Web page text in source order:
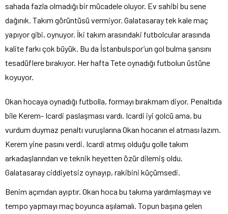
sahada fazla olmadığı bir mücadele oluyor. Ev sahibi bu sene
dağınık. Takım görüntüsü vermiyor. Galatasaray tek kale maç
yapıyor gibi, oynuyor. İki takım arasındaki futbolcular arasında
kalite farkı çok büyük. Bu da İstanbulspor’un gol bulma şansını
tesadüflere bırakıyor. Her hafta Tete oynadığı futbolun üstüne
koyuyor.
Okan hocaya oynadığı futbolla, formayı bırakmam diyor. Penaltıda
bile Kerem- Icardi paslaşması vardı. Icardi iyi golcü ama, bu
vurdum duymaz penaltı vuruşlarına Okan hocanın el atması lazım.
Kerem yine pasını verdi. Icardi atmış olduğu golle takım
arkadaşlarından ve teknik heyetten özür dilemiş oldu.
Galatasaray ciddiyetsiz oynayıp, rakibini küçümsedi.
Benim açımdan ayıptır. Okan hoca bu takıma yardımlaşmayı ve
tempo yapmayı maç boyunca aşılamalı. Topun başına gelen